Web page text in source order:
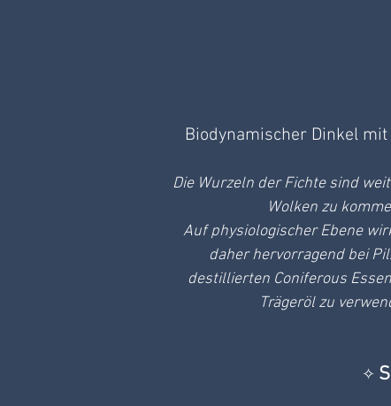
Biodynamischer Dinkel
Die Wurzeln der Fichte sind
Wolken zu
Auf physiologischer Ebene
daher hervorragend bei
destillierten Coniferous
Trägeröl zu
✧